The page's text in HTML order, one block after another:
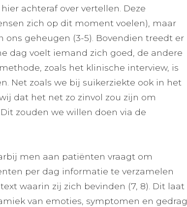
achteraf over vertellen. Deze
zich op dit moment voelen), maar
geheugen (3-5). Bovendien treedt er
dag voelt iemand zich goed, de andere
zoals het klinische interview, is
Net zoals we bij suikerziekte ook in het
dat het net zo zinvol zou zijn om
zouden we willen doen via de
men aan patiënten vraagt om
per dag informatie te verzamelen
waarin zij zich bevinden (7, 8). Dit laat
van emoties, symptomen en gedrag